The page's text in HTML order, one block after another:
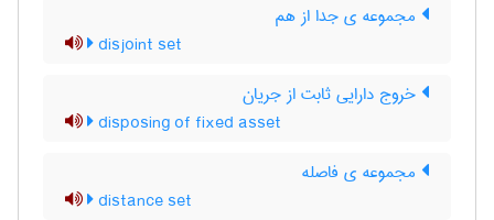
مجموعه ی جدا از هم
disjoint set
خروج دارایی ثابت از جریان
disposing of fixed asset
مجموعه ی فاصله
distance set